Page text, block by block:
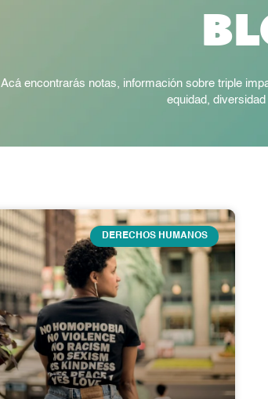
Acá encontrarás notas, información sobre triple
equidad,
DERECHOS HUMANOS